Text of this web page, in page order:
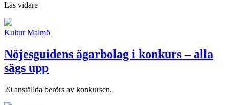
Läs vidare
Kultur Malmö
Nöjesguidens ägarbolag i konkurs – alla
sägs upp
20 anställda berörs av konkursen.